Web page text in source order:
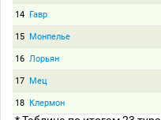
14 Гавр
15 Монпелье
16 Лорьян
17 Мец
18 Клермон